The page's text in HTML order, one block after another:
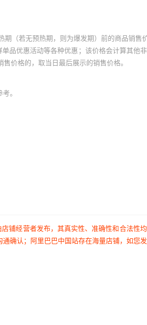
期（若无预热期，则为爆发期）前的商品销售
品优惠活动等各种优惠；该价格会计算其他
价格的，取当日最后展示的销售价格。
。
铺经营者发布，其真实性、准确性和合法性
确认；阿里巴巴中国站存在海量店铺，如您